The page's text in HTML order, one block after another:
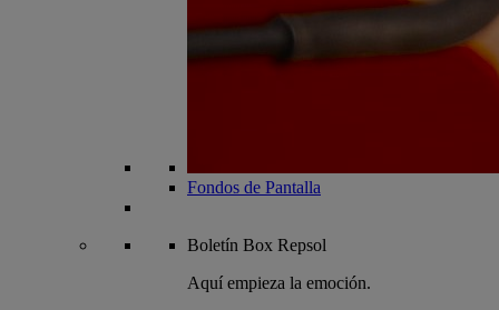
Fondos de Pantalla
Boletín Box Repsol
Aquí empieza la emoción.